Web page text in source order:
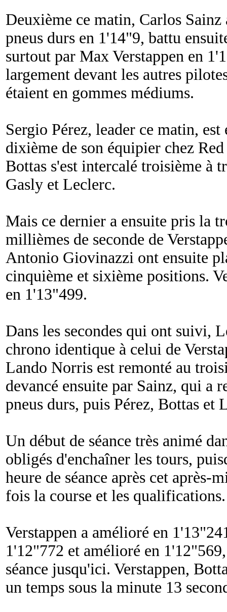
Deuxième ce matin, Carlos
pneus durs en 1'14"9, battu
surtout par Max Verstappen en
largement devant les autres
étaient en gommes médiums.
Sergio Pérez, leader ce matin,
dixième de son équipier chez
Bottas s'est intercalé troisième à
Gasly et Leclerc.
Mais ce dernier a ensuite pris la
millièmes de seconde de
Antonio Giovinazzi ont ensuite
cinquième et sixième positions.
en 1'13"499.
Dans les secondes qui ont suivi,
chrono identique à celui de
Lando Norris est remonté au
devancé ensuite par Sainz, qui a
pneus durs, puis Pérez, Bottas et
Un début de séance très animé
obligés d'enchaîner les tours,
heure de séance après cet
fois la course et les qualifications.
Verstappen a amélioré en
1'12"772 et amélioré en
séance jusqu'ici. Verstappen,
un temps sous la minute 13